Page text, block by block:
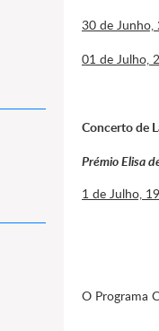
30 de Junho,
01 de Julho,
Concerto de
Prémio Elisa
1 de Julho,
O Programa